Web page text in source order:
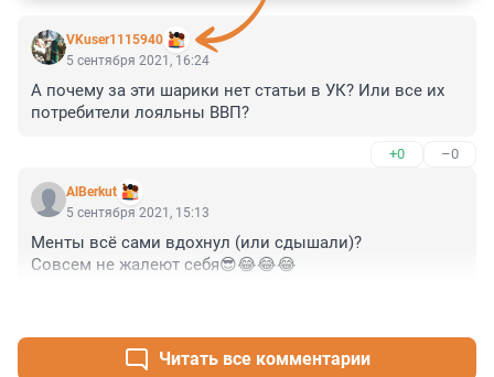
VKuser1115940
5 сентября 2021, 16:24
А почему за эти шарики нет статьи в УК? Или все их
потребители лояльны ВВП?
+0 –0
AlBerkut
5 сентября 2021, 15:13
Менты всё сами вдохнул (или сдышали)?
Совсем не жалеют себя😎😂😂😂
Читать все комментарии